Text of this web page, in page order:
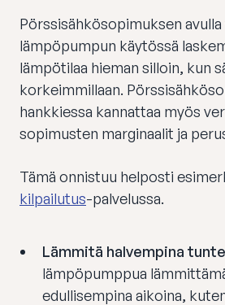
Pörssisähkösopimuksen avulla
lämpöpumpun käytössä
lämpötilaa hieman silloin, kun
korkeimmillaan.
hankkiessa kannattaa myös
sopimusten marginaalit ja
Tämä onnistuu helposti
kilpailutus-palvelussa.
Lämmitä halvempina
lämpöpumppua
edullisempina aikoina,